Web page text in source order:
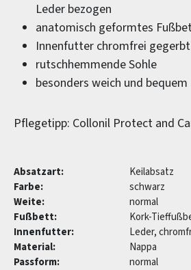
Leder bezogen
anatomisch geformtes
Innenfutter chromfrei gegerbt
rutschhemmende Sohle
besonders weich und bequem
Pflegetipp: Collonil Protect and
Absatzart:
Keilabsatz
Farbe:
schwarz
Weite:
normal
Fußbett:
Kork-
Innenfutter:
Leder,
Material:
Nappa
Passform:
normal